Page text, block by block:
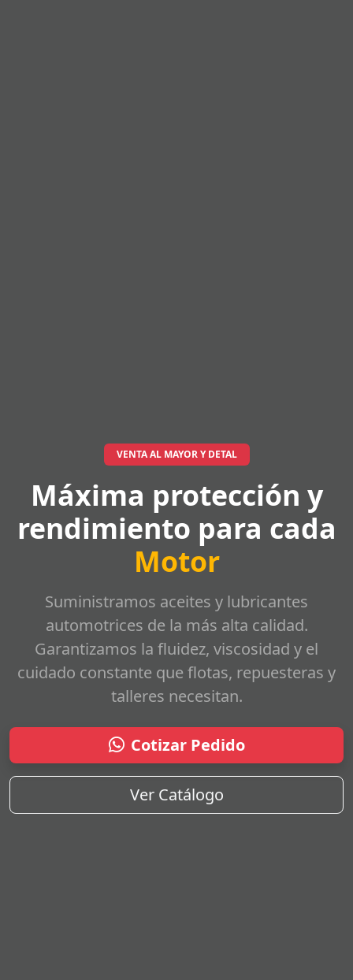
VENTA AL MAYOR Y DETAL
Máxima protección y
rendimiento para cada
Motor
Suministramos aceites y lubricantes
automotrices de la más alta calidad.
Garantizamos la fluidez, viscosidad y el
cuidado constante que flotas, repuesteras y
talleres necesitan.
Cotizar Pedido
Ver Catálogo